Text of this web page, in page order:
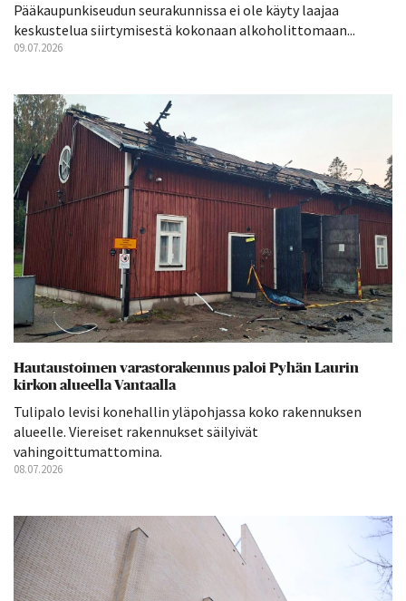
Pääkaupunkiseudun seurakunnissa ei ole käyty laajaa
keskustelua siirtymisestä kokonaan alkoholittomaan...
09.07.2026
Hautaustoimen varastorakennus paloi Pyhän Laurin
kirkon alueella Vantaalla
Tulipalo levisi konehallin yläpohjassa koko rakennuksen
alueelle. Viereiset rakennukset säilyivät
vahingoittumattomina.
08.07.2026